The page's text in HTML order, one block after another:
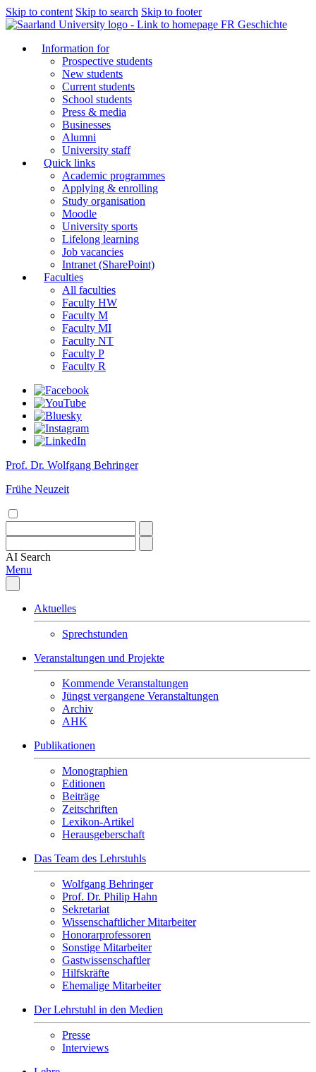
Skip to content Skip to search Skip to footer
FR Geschichte
Information for
Prospective students
New students
Current students
School students
Press & media
Businesses
Alumni
University staff
Quick links
Academic programmes
Applying & enrolling
Study organisation
Moodle
University sports
Lifelong learning
Job vacancies
Intranet (SharePoint)
Faculties
All faculties
Faculty HW
Faculty M
Faculty MI
Faculty NT
Faculty P
Faculty R
Prof. Dr. Wolfgang Behringer
Frühe Neuzeit
AI Search
Menu
Aktuelles
Sprechstunden
Veranstaltungen und Projekte
Kommende Veranstaltungen
Jüngst vergangene Veranstaltungen
Archiv
AHK
Publikationen
Monographien
Editionen
Beiträge
Zeitschriften
Lexikon-Artikel
Herausgeberschaft
Das Team des Lehrstuhls
Wolfgang Behringer
Prof. Dr. Philip Hahn
Sekretariat
Wissenschaftlicher Mitarbeiter
Honorarprofessoren
Sonstige Mitarbeiter
Gastwissenschaftler
Hilfskräfte
Ehemalige Mitarbeiter
Der Lehrstuhl in den Medien
Presse
Interviews